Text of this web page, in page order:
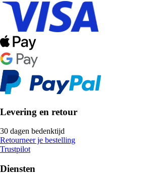
Levering en retour
30 dagen bedenktijd
Retourneer je bestelling
Trustpilot
Diensten